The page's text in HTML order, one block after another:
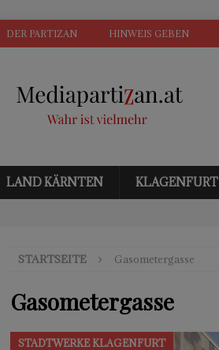
DER PARTIZAN HINWEIS GEBEN
LAND KÄRNTEN KLAGENFURT
STARTSEITE Gasometergasse
Gasometergasse
STADTWERKE KLAGENFURT